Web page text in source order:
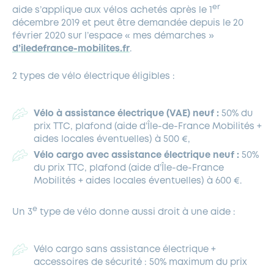
aide s’applique aux vélos achetés après le 1
er
décembre 2019 et peut être demandée depuis le 20
février 2020 sur l’espace « mes démarches »
d’iledefrance-mobilites.fr.
2 types de vélo électrique éligibles :
Vélo à assistance électrique (VAE) neuf : 50% du
prix TTC, plafond (aide d’Île-de-France Mobilités +
aides locales éventuelles) à 500 €,
Vélo cargo avec assistance électrique neuf : 50%
du prix TTC, plafond (aide d’Île-de-France
Mobilités + aides locales éventuelles) à 600 €.
Un 3e type de vélo donne aussi droit à une aide :
Vélo cargo sans assistance électrique +
accessoires de sécurité : 50% maximum du prix